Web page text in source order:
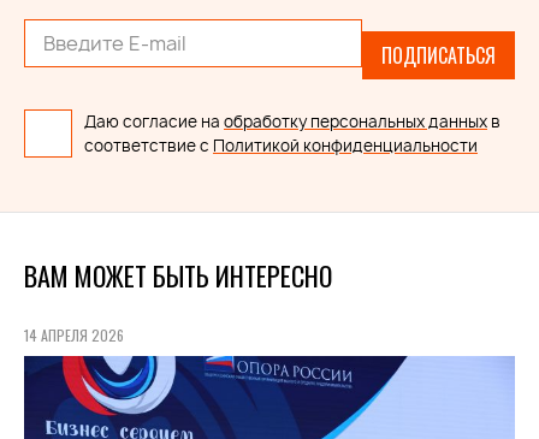
ПОДПИСАТЬСЯ
Даю согласие на обработку персональных данных в
соответствие с Политикой конфиденциальности
ВАМ МОЖЕТ БЫТЬ ИНТЕРЕСНО
14 АПРЕЛЯ 2026